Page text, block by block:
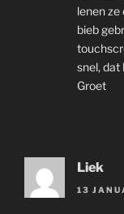
lenen
bieb
snel, dat
Groet
Liek
13